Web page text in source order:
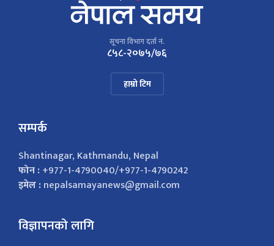
सूचना विभाग दर्ता नं.
८५८-२०७५/७६
हाम्रो टिम
सम्पर्क
Shantinagar, Kathmandu, Nepal
फोन :+977-1-4790040/+977-1-4790242
इमेल :nepalsamayanews@gmail.com
विज्ञापनको लागि